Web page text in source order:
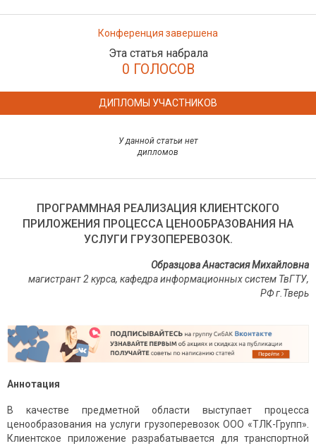
Конференция завершена
Эта статья набрала
0 ГОЛОСОВ
ДИПЛОМЫ УЧАСТНИКОВ
У данной статьи нет
дипломов
ПРОГРАММНАЯ РЕАЛИЗАЦИЯ КЛИЕНТСКОГО
ПРИЛОЖЕНИЯ ПРОЦЕССА ЦЕНООБРАЗОВАНИЯ НА
УСЛУГИ ГРУЗОПЕРЕВОЗОК.
Образцова Анастасия Михайловна
магистрант 2 курса, кафедра информационных систем ТвГТУ,
РФ г.Тверь
Аннотация
В качестве предметной области выступает процесса
ценообразования на услуги грузоперевозок ООО «ТЛК-Групп».
Клиентское приложение разрабатывается для транспортной